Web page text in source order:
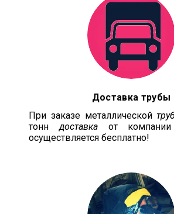
Доставка трубы
При заказе металлической
тонндоставкаот компании
осуществляется бесплатно!